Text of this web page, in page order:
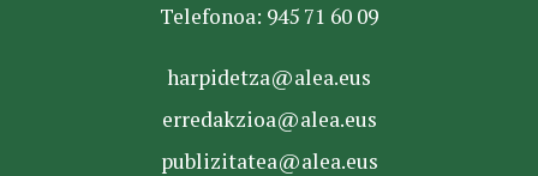
Telefonoa: 945 71 60 09
harpidetza@alea.eus
erredakzioa@alea.eus
publizitatea@alea.eus